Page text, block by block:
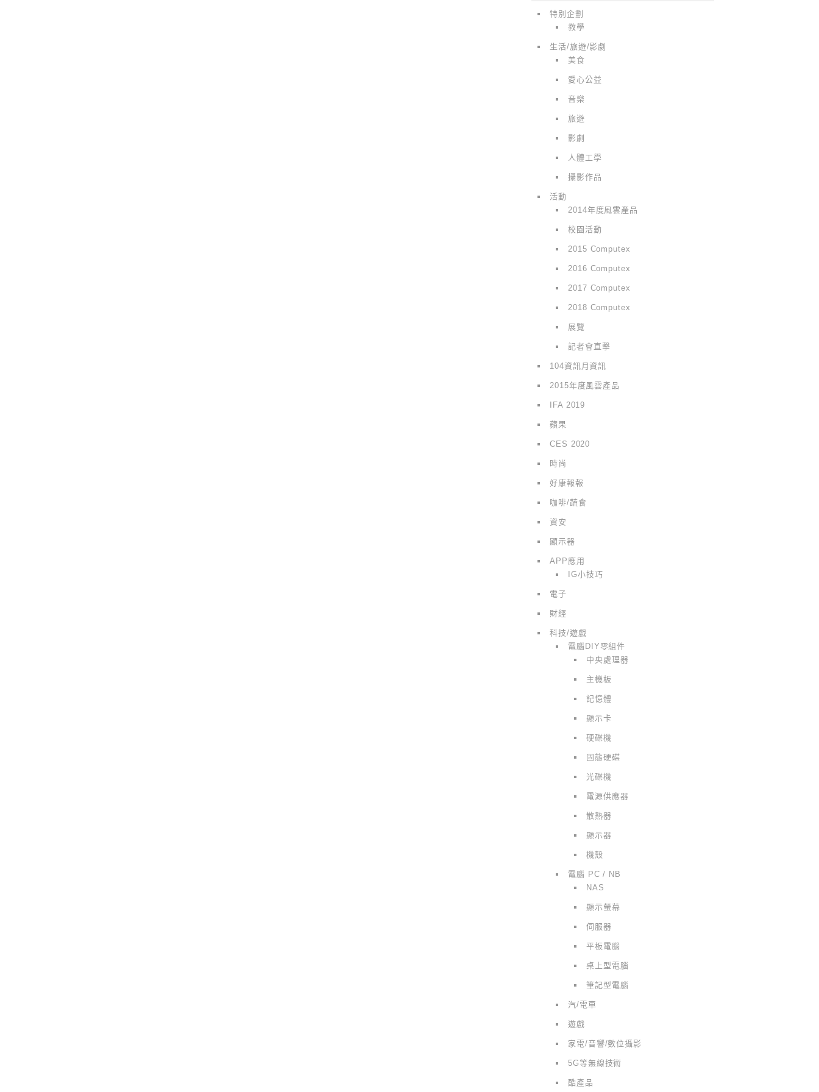
特別企劃
教學
生活/旅遊/影劇
美食
愛心公益
音樂
旅遊
影劇
人體工學
攝影作品
活動
2014年度風雲產品
校園活動
2015 Computex
2016 Computex
2017 Computex
2018 Computex
展覽
記者會直擊
104資訊月資訊
2015年度風雲產品
IFA 2019
蘋果
CES 2020
時尚
好康報報
咖啡/蔬食
資安
顯示器
APP應用
IG小技巧
電子
財經
科技/遊戲
電腦DIY零組件
中央處理器
主機板
記憶體
顯示卡
硬碟機
固態硬碟
光碟機
電源供應器
散熱器
顯示器
機殼
電腦 PC / NB
NAS
顯示螢幕
伺服器
平板電腦
桌上型電腦
筆記型電腦
汽/電車
遊戲
家電/音響/數位攝影
5G等無線技術
酷產品